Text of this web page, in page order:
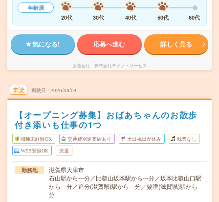
年齢層
20代
30代 40代 50代 60代
気になる! 応募へ進む 詳しく見る
派遣会社 株式会社テクノ・サービス
未読 掲載日 2026/08/04
【オープニング募集】おばあちゃんのお散歩
付き添いも仕事の1つ
職種未経験OK 交通費別途支給あり 土日祝日が休み 残業なし
WEB登録OK 派遣
勤務地
滋賀県大津市
石山駅から---分／比叡山坂本駅から---分／坂本比叡山口駅
から---分／追分(滋賀県)駅から---分／粟津(滋賀県)駅から---
分